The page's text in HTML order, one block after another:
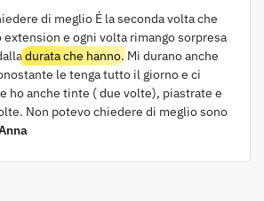
di meglio É la seconda volta che
e ogni volta rimango sorpresa
durata che hanno. Mi durano anche
le tenga tutto il giorno e ci
ho anche tinte ( due volte), piastrate e
Non potevo chiedere di meglio sono